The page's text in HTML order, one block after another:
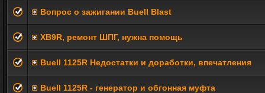
Вопрос о зажигании Buell Blast
XB9R, ремонт ШПГ, нужна помощь
Buell 1125R Недостатки и доработки, впечатления
Buell 1125R - генератор и обгонная муфта